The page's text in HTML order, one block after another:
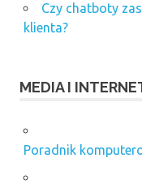
Czy chatboty
klienta?
MEDIA I
Poradnik